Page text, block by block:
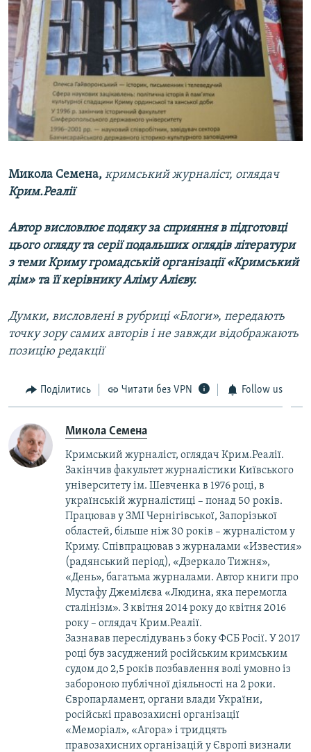
Микола Семена, кримський журналіст, оглядач
Крим.Реалії
Автор висловлює подяку за сприяння в підготовці
цього огляду та серії подальших оглядів літератури
з теми Криму громадській організації «Кримський
дім» та її керівнику Аліму Алієву.
Думки, висловлені в рубриці «Блоги», передають
точку зору самих авторів і не завжди відображають
позицію редакції
Поділитись Читати без VPN Follow us
Микола Семена
Кримський журналіст, оглядач Крим.Реалії.
Закінчив факультет журналістики Київського
університету ім. Шевченка в 1976 році, в
українській журналістиці – понад 50 років.
Працював у ЗМІ Чернігівської, Запорізької
областей, більше ніж 30 років – журналістом у
Криму. Співпрацював з журналами «Известия»
(радянський період), «Дзеркало Тижня»,
«День», багатьма журналами. Автор книги про
Мустафу Джемілєва «Людина, яка перемогла
сталінізм». З квітня 2014 року до квітня 2016
року – оглядач Крим.Реалії.
Зазнавав переслідувань з боку ФСБ Росії. У 2017
році був засуджений російським кримським
судом до 2,5 років позбавлення волі умовно із
забороною публічної діяльності на 2 роки.
Європарламент, органи влади України,
російські правозахисні організації
«Меморіал», «Агора» і тридцять
правозахисних організацій у Європі визнали